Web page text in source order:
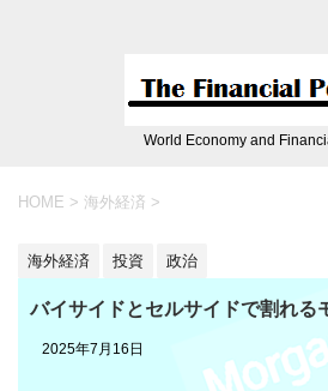
World Economy and
HOME > 海外経済 >
海外経済 投資 政治
バイサイドとセルサイドで割れる
2025年7月16日